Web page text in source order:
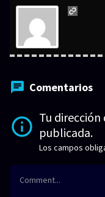
Comentarios
Tu
publicada.
Los campos